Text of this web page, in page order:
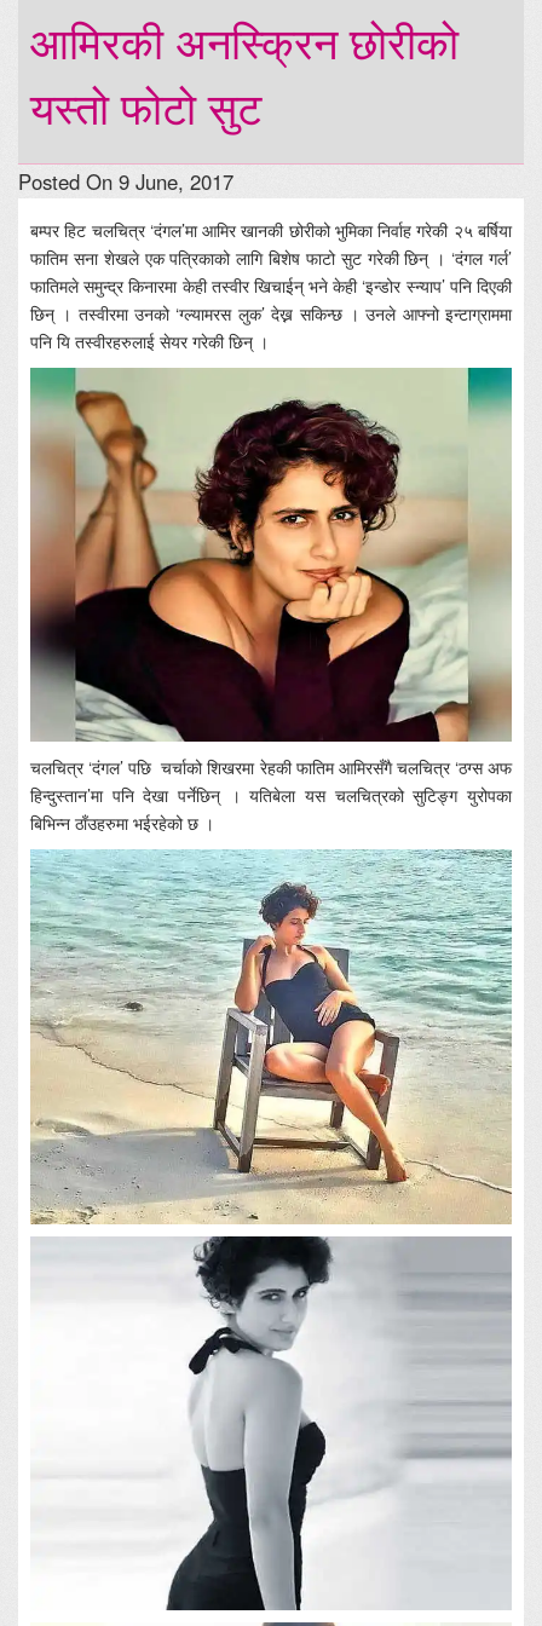
आमिरकी अनस्क्रिन छोरीको
यस्तो फोटो सुट
Posted On 9 June, 2017
बम्पर हिट चलचित्र ‘दंगल’मा आमिर खानकी छोरीको भुमिका निर्वाह गरेकी २५ बर्षिया
फातिम सना शेखले एक पत्रिकाको लागि बिशेष फाटो सुट गरेकी छिन् । ‘दंगल गर्ल’
फातिमले समुन्द्र किनारमा केही तस्वीर खिचाईन् भने केही ‘इन्डोर स्न्याप’ पनि दिएकी
छिन् । तस्वीरमा उनको ‘ग्ल्यामरस लुक’ देख्न सकिन्छ । उनले आफ्नो इन्टाग्राममा
पनि यि तस्वीरहरुलाई सेयर गरेकी छिन् ।
चलचित्र ‘दंगल’ पछि चर्चाको शिखरमा रेहकी फातिम आमिरसँगै चलचित्र ‘ठग्स अफ
हिन्दुस्तान’मा पनि देखा पर्नेछिन् । यतिबेला यस चलचित्रको सुटिङ्ग युरोपका
बिभिन्न ठाँउहरुमा भईरहेको छ ।